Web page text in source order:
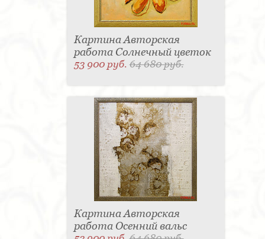
Картина Авторская
работа Солнечный цветок
53 900 руб.64 680 руб.
Картина Авторская
работа Осенний вальс